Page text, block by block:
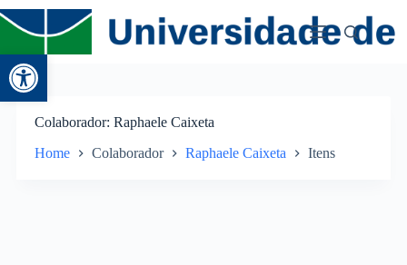
Abrir a barra de ferramentas
Colaborador Raphaele Caixeta
Home Colaborador Raphaele Caixeta Itens